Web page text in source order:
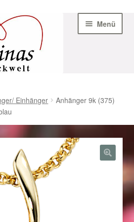
Menü
Einhänger
Anhänger 9k (375)